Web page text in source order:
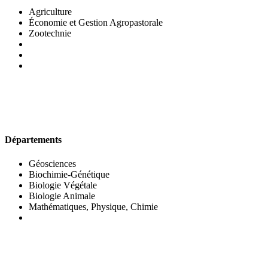
Agriculture
Économie et Gestion Agropastorale
Zootechnie
Départements
Géosciences
Biochimie-Génétique
Biologie Végétale
Biologie Animale
Mathématiques, Physique, Chimie